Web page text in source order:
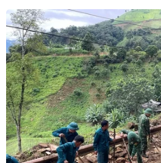
Ảnh minh họa. (Nguồn:
Trung tâm Kiểm soát và
tỉnh Quảng Đông, miền
biết tính đến ngày 26/9, ở
888 trường hợp mới mắc
Trung tâm trên cho biết con
tiếp tục tăng lên, với tổng